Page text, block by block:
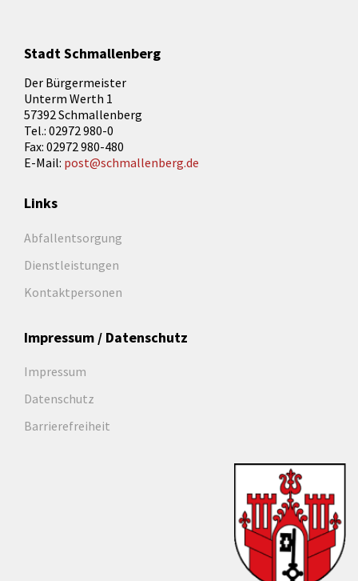
Stadt Schmallenberg
Der Bürgermeister
Unterm Werth 1
57392 Schmallenberg
Tel.: 02972 980-0
Fax: 02972 980-480
E-Mail: post@schmallenberg.de
Links
Abfallentsorgung
Dienstleistungen
Kontaktpersonen
Impressum / Datenschutz
Impressum
Datenschutz
Barrierefreiheit